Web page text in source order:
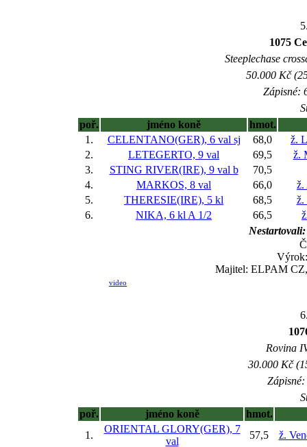
1075
Steeplechase
50.000 Kč
Zápisné:
poř.
jméno koně
hmot.
1.
CELENTANO(GER), 6 val sj 68,0
ž.
2.
LETEGERTO, 9 val 69,5
ž.
3.
STING RIVER(IRE), 9 val b
70,5
4.
MARKOS, 8 val 66,0
ž.
5.
THERESIE(IRE), 5 kl 68,5
ž.
6.
NIKA, 6 kl A 1/2 66,5
Nestartovali:
Majitel: ELPAM
video
Rovina
30.000 Kč
poř.
jméno koně
hmot.
1.
ORIENTAL GLORY(GER), 7
val
57,5 ž.